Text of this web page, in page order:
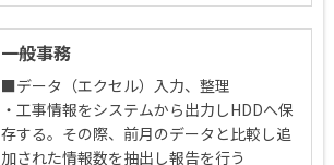
一般事務
■データ（エクセル）入力、整理
・工事情報をシステムから出力しHDDへ保
存する。その際、前月のデータと比較し追
加された情報数を抽出し報告を行う